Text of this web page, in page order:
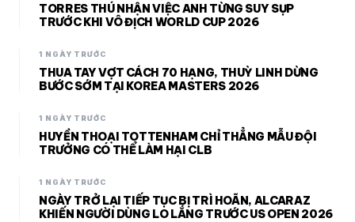
TORRES THÚ NHẬN VIỆC ANH TỪNG SUY SỤP
TRƯỚC KHI VÔ ĐỊCH WORLD CUP 2026
1 NGÀY TRƯỚC
THUA TAY VỢT CÁCH 70 HẠNG, THUỲ LINH DỪNG
BƯỚC SỚM TẠI KOREA MASTERS 2026
1 NGÀY TRƯỚC
HUYỀN THOẠI TOTTENHAM CHỈ THẲNG MẪU ĐỘI
TRƯỞNG CÓ THỂ LÀM HẠI CLB
1 NGÀY TRƯỚC
NGÀY TRỞ LẠI TIẾP TỤC BỊ TRÌ HOÃN, ALCARAZ
KHIẾN NGƯỜI DÙNG LO LẮNG TRƯỚC US OPEN 2026